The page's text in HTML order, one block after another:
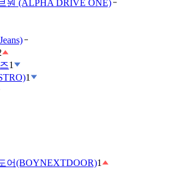
원 (ALPHA DRIVE ONE)
1
1
어(BOYNEXTDOOR)1